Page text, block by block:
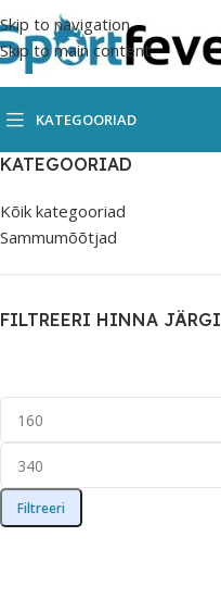
Skip to navigation
Skip to main content
KATEGOORIAD
KATEGOORIAD
Kõik kategooriad
Sammumõõtjad
FILTREERI HINNA JÄRGI
Filtreeri